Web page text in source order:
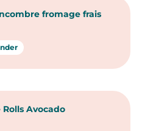
fromage frais
Rolls Avocado